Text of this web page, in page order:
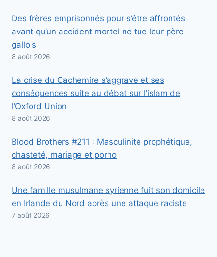
Des frères emprisonnés pour s’être affrontés
avant qu’un accident mortel ne tue leur père
gallois
8 août 2026
La crise du Cachemire s’aggrave et ses
conséquences suite au débat sur l’islam de
l’Oxford Union
8 août 2026
Blood Brothers #211 : Masculinité prophétique,
chasteté, mariage et porno
8 août 2026
Une famille musulmane syrienne fuit son domicile
en Irlande du Nord après une attaque raciste
7 août 2026